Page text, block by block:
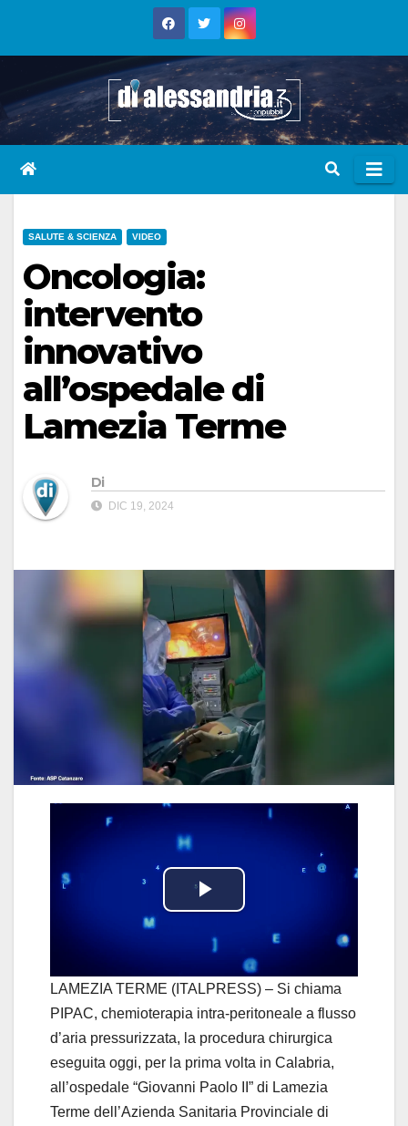
SALUTE & SCIENZA VIDEO
Oncologia:
intervento
innovativo
all’ospedale di
Lamezia Terme
Di
DIC 19, 2024
P
l
a
y
V
i
LAMEZIA TERME (ITALPRESS) – Si chiama
PIPAC, chemioterapia intra-peritoneale a flusso
d’aria pressurizzata, la procedura chirurgica
eseguita oggi, per la prima volta in Calabria,
all’ospedale “Giovanni Paolo II” di Lamezia
Terme dell’Azienda Sanitaria Provinciale di